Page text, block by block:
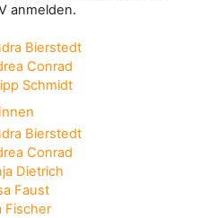
anmelden.
Bierstedt
Conrad
Schmidt
Bierstedt
Conrad
Dietrich
Faust
Fischer